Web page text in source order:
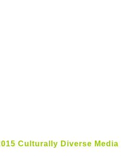
Culturally Diverse Media